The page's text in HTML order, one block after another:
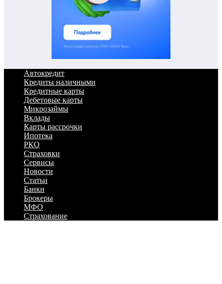
Автокредит
Кредиты наличными
Кредитные карты
Дебетовые карты
Микрозаймы
Вклады
Карты рассрочки
Ипотека
РКО
Страховки
Сервисы
Новости
Статьи
Банки
Брокеры
МФО
Страхование